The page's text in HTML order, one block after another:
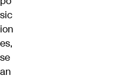
sic
ion
es,
se
an